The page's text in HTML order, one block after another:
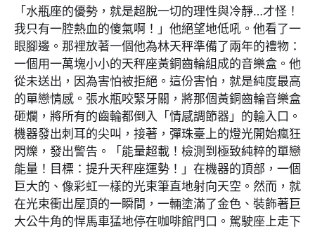
「水瓶座的優勢，就是超脫一切的理性與冷靜…才怪！
我只有一腔熱血的傻氣啊！」他絕望地低吼。他看了一
眼腳邊。那裡放著一個他為林天秤準備了兩年的禮物：
一個用一萬塊小小的天秤座黃銅齒輪組成的音樂盒。他
從未送出，因為害怕被拒絕。這份害怕，就是純度最高
的單戀情感。張水瓶咬緊牙關，將那個黃銅齒輪音樂盒
砸爛，將所有的齒輪都倒入「情感調節器」的輸入口。
機器發出刺耳的尖叫，接著，彈珠臺上的燈光開始瘋狂
閃爍，發出警告。「能量超載！檢測到極致純粹的單戀
能量！目標：提升天秤座運勢！」在機器的頂部，一個
巨大的、像彩虹一樣的光束筆直地射向天空。然而，就
在光束衝出屋頂的一瞬間，一輛塗滿了金色、裝飾著巨
大公牛角的悍馬車猛地停在咖啡館門口。駕駛座上走下